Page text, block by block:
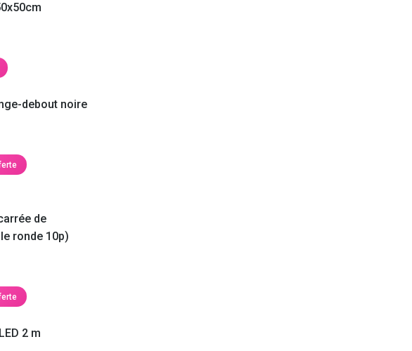
meerdere
optie
kan
worden
productpagina
Dit
meerdere
optie
kan
op
de
debout noire
de
ronde 10p)
2 m